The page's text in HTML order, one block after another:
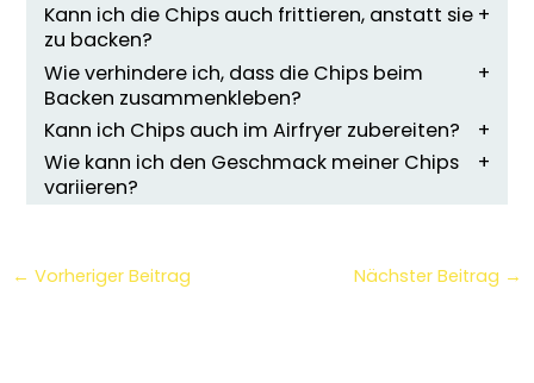
Kann ich die Chips auch frittieren, anstatt sie
zu backen?
Wie verhindere ich, dass die Chips beim
Backen zusammenkleben?
Kann ich Chips auch im Airfryer zubereiten?
Wie kann ich den Geschmack meiner Chips
variieren?
← Vorheriger Beitrag Nächster Beitrag →